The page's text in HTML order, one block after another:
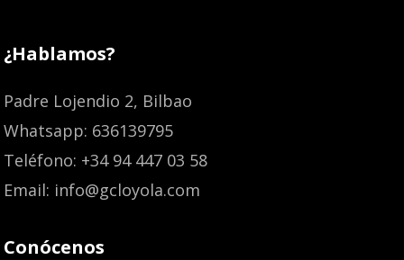
¿Hablamos?
Padre Lojendio 2, Bilbao
Whatsapp: 636139795
Teléfono: +34 94 447 03 58
Email: info@gcloyola.com
Conócenos